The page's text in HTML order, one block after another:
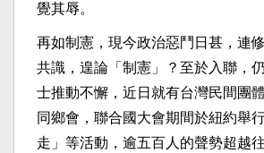
覺其辱。
再如制憲，現今政治惡鬥日甚，連
共識，遑論「制憲」？至於入聯，
士推動不懈，近日就有台灣民間團
同鄉會，聯合國大會期間於紐約舉
走」等活動，逾五百人的聲勢超越